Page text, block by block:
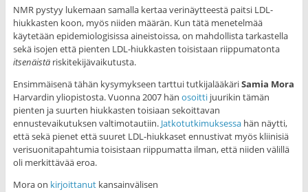
NMR pystyy lukemaan samalla kertaa verinäytteestä paitsi LDL-
hiukkasten koon, myös niiden määrän. Kun tätä menetelmää
käytetään epidemiologisissa aineistoissa, on mahdollista tarkastella
sekä isojen että pienten LDL-hiukkasten toisistaan riippumatonta
itsenäistäriskitekijävaikutusta.
Ensimmäisenä tähän kysymykseen tarttui tutkijalääkäriSamia Mora
Harvardin yliopistosta. Vuonna 2007 hän osoittijuurikin tämän
pienten ja suurten hiukkasten toisiaan sekoittavan
ennustevaikutuksen valtimotautiin. Jatkotutkimuksessahän näytti,
että sekä pienet että suuret LDL-hiukkaset ennustivat myös kliinisiä
verisuonitapahtumia toisistaan riippumatta ilman, että niiden välillä
oli merkittävää eroa.
Mora on kirjoittanutkansainvälisen